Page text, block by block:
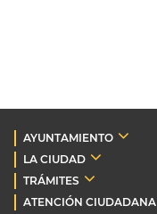
AYUNTAMIENTO
LA CIUDAD
TRÁMITES
ATENCIÓN CIUDADANA